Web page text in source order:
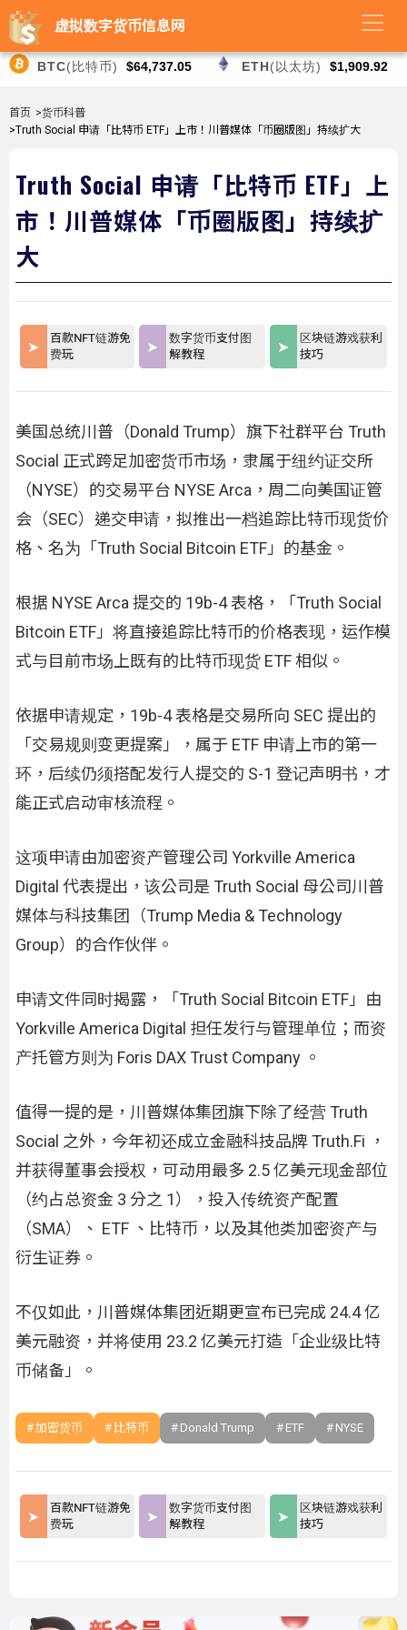
虚拟数字货币信息网
BTC(比特币) $64,737.05 ETH(以太坊) $1,909.92
首页 >货币科普
>Truth Social 申请「比特币 ETF」上市！川普媒体「币圈版图」持续扩大
Truth Social 申请「比特币 ETF」上
市！川普媒体「币圈版图」持续扩
大
百款NFT链游免
费玩
数字货币支付图
解教程
区块链游戏获利
技巧
美国总统川普（Donald Trump）旗下社群平台 Truth
Social 正式跨足加密货币市场，隶属于纽约证交所
（NYSE）的交易平台 NYSE Arca，周二向美国证管
会（SEC）递交申请，拟推出一档追踪比特币现货价
格、名为「Truth Social Bitcoin ETF」的基金。
根据 NYSE Arca 提交的 19b-4 表格，「Truth Social
Bitcoin ETF」将直接追踪比特币的价格表现，运作模
式与目前市场上既有的比特币现货 ETF 相似。
依据申请规定，19b-4 表格是交易所向 SEC 提出的
「交易规则变更提案」，属于 ETF 申请上市的第一
环，后续仍须搭配发行人提交的 S-1 登记声明书，才
能正式启动审核流程。
这项申请由加密资产管理公司 Yorkville America
Digital 代表提出，该公司是 Truth Social 母公司川普
媒体与科技集团（Trump Media & Technology
Group）的合作伙伴。
申请文件同时揭露，「Truth Social Bitcoin ETF」由
Yorkville America Digital 担任发行与管理单位；而资
产托管方则为 Foris DAX Trust Company 。
值得一提的是，川普媒体集团旗下除了经营 Truth
Social 之外，今年初还成立金融科技品牌 Truth.Fi ，
并获得董事会授权，可动用最多 2.5 亿美元现金部位
（约占总资金 3 分之 1），投入传统资产配置
（SMA）、 ETF 、比特币，以及其他类加密资产与
衍生证券。
不仅如此，川普媒体集团近期更宣布已完成 24.4 亿
美元融资，并将使用 23.2 亿美元打造「企业级比特
币储备」。
加密货币 比特币 Donald Trump ETF NYSE
百款NFT链游免
费玩
数字货币支付图
解教程
区块链游戏获利
技巧